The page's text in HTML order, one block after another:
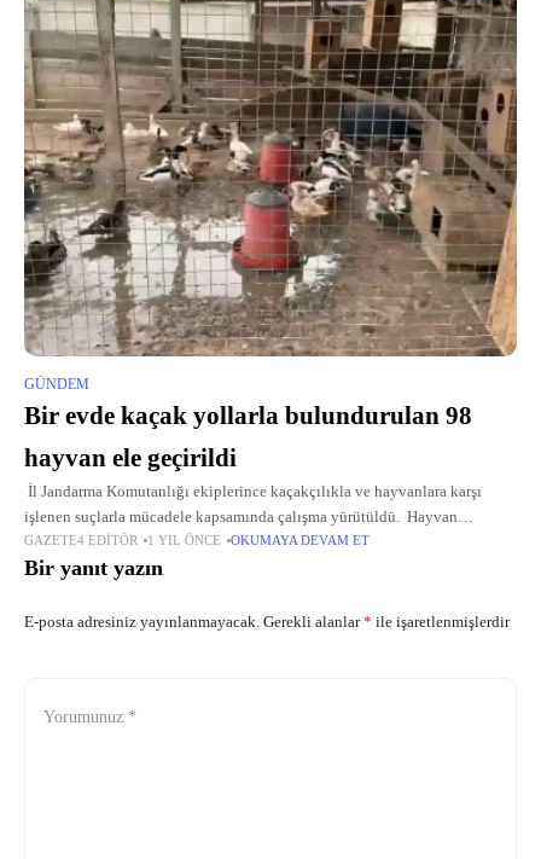
GÜNDEM
Bir evde kaçak yollarla bulundurulan 98
hayvan ele geçirildi
İl Jandarma Komutanlığı ekiplerince kaçakçılıkla ve hayvanlara karşı
işlenen suçlarla mücadele kapsamında çalışma yürütüldü. Hayvan
kaçakçılığı yaptığı tespit edilen Ö.K'nin ikametine operasyon düzenlendi.
Adreste yapılan aramalarda 5
GAZETE4 EDITÖR 1 YIL ÖNCE OKUMAYA DEVAM ET
Bir yanıt yazın
E-posta adresiniz yayınlanmayacak. Gerekli alanlar* ile işaretlenmişlerdir